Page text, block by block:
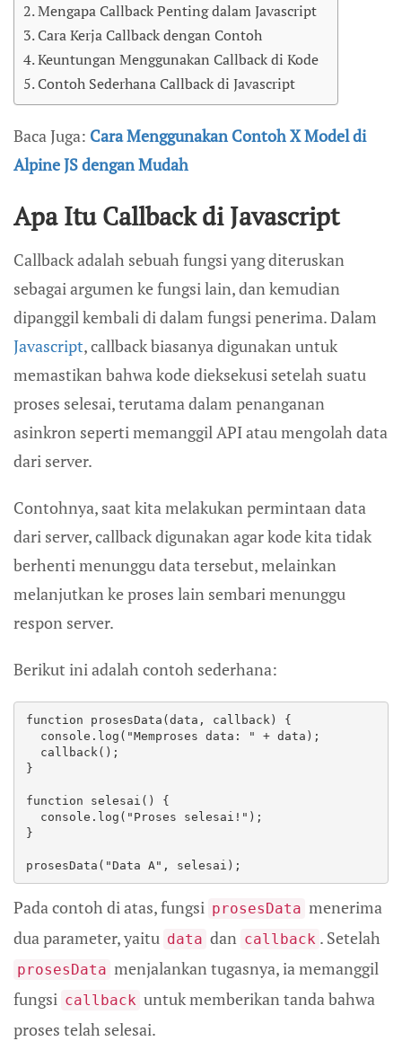
Mengapa Callback Penting dalam Javascript
Cara Kerja Callback dengan Contoh
Keuntungan Menggunakan Callback di Kode
Contoh Sederhana Callback di Javascript
Baca Juga: Cara Menggunakan Contoh X Model di
Alpine JS dengan Mudah
Apa Itu Callback di Javascript
Callback adalah sebuah fungsi yang diteruskan
sebagai argumen ke fungsi lain, dan kemudian
dipanggil kembali di dalam fungsi penerima. Dalam
Javascript, callback biasanya digunakan untuk
memastikan bahwa kode dieksekusi setelah suatu
proses selesai, terutama dalam penanganan
asinkron seperti memanggil API atau mengolah data
dari server.
Contohnya, saat kita melakukan permintaan data
dari server, callback digunakan agar kode kita tidak
berhenti menunggu data tersebut, melainkan
melanjutkan ke proses lain sembari menunggu
respon server.
Berikut ini adalah contoh sederhana:
function prosesData(data, callback) {
}
function selesai() {
}
prosesData("Data A", selesai);
Pada contoh di atas, fungsi prosesData menerima
dua parameter, yaitu data dan callback . Setelah
prosesData menjalankan tugasnya, ia memanggil
fungsi callback untuk memberikan tanda bahwa
proses telah selesai.